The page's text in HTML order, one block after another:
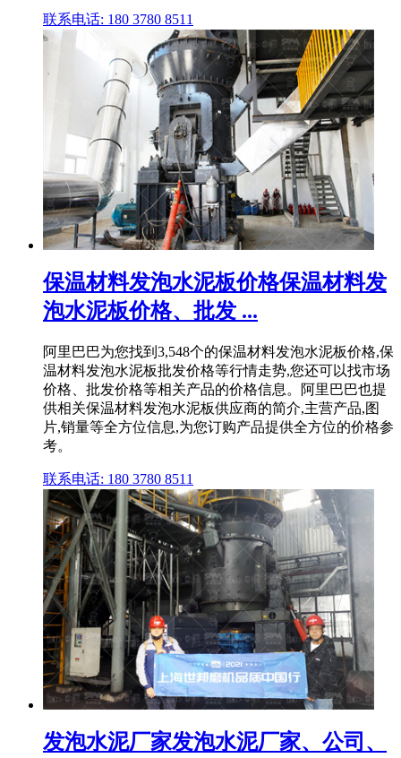
联系电话: 180 3780 8511
保温材料发泡水泥板价格保温材料发
泡水泥板价格、批发 ...
阿里巴巴为您找到3,548个的保温材料发泡水泥板价格,保
温材料发泡水泥板批发价格等行情走势,您还可以找市场
价格、批发价格等相关产品的价格信息。阿里巴巴也提
供相关保温材料发泡水泥板供应商的简介,主营产品,图
片,销量等全方位信息,为您订购产品提供全方位的价格参
考。
联系电话: 180 3780 8511
发泡水泥厂家发泡水泥厂家、公司、